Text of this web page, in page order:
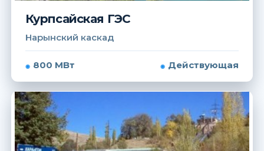
Курпсайская ГЭС
Нарынский каскад
800 МВт Действующая